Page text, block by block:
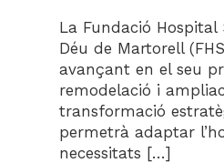
La Fundació
Déu de Martorell
avançant en el seu
remodelació i
transformació
permetrà adaptar
necessitats […]